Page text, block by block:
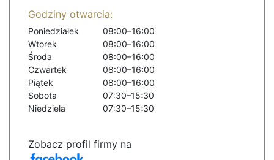
Godziny otwarcia:
Poniedziałek
08:00–16:00
Wtorek
08:00–16:00
Środa
08:00–16:00
Czwartek
08:00–16:00
Piątek
08:00–16:00
Sobota
07:30–15:30
Niedziela
07:30–15:30
Zobacz profil firmy na